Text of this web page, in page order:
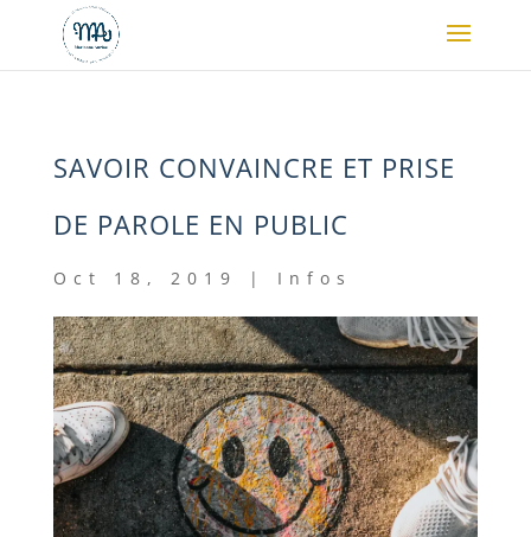
SAVOIR CONVAINCRE ET PRISE
DE PAROLE EN PUBLIC
Oct 18, 2019 | Infos